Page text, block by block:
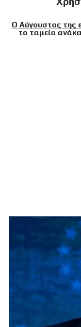
Ο Αύγουστος της
το ταμείο